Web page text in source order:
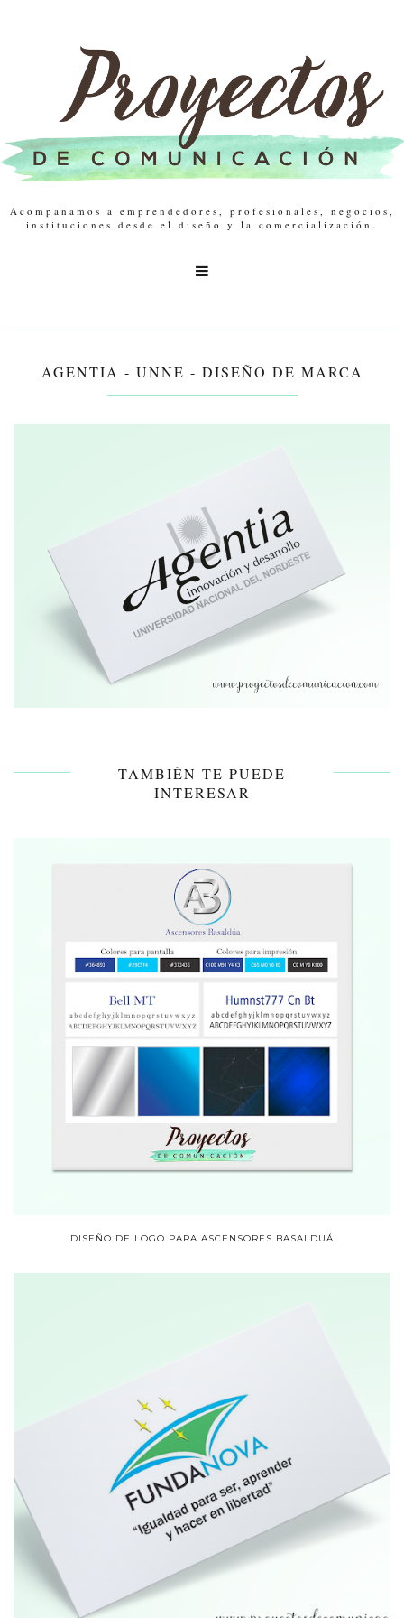
Acompañamos a emprendedores, profesionales, negocios,
instituciones desde el diseño y la comercialización.

AGENTIA - UNNE - DISEÑO DE MARCA
TAMBIÉN TE PUEDE
INTERESAR
DISEÑO DE LOGO PARA ASCENSORES BASALDUÁ